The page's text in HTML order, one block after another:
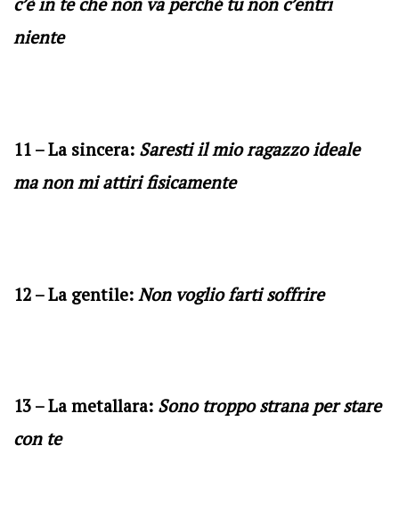
c’è in te che non va perché tu non c’entri
niente
11 – La sincera: Saresti il mio ragazzo ideale
ma non mi attiri fisicamente
12 – La gentile:Non voglio farti soffrire
13 – La metallara: Sono troppo strana per stare
con te